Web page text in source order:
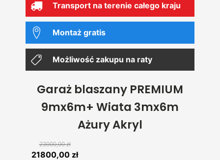
Transport na terenie całego kraju
Montaż gratis
Możliwość zakupu na raty
Garaż blaszany PREMIUM
9mx6m+ Wiata 3mx6m
Ażury Akryl
23000,00zł
Pierwotna
21800,00 złAktualna